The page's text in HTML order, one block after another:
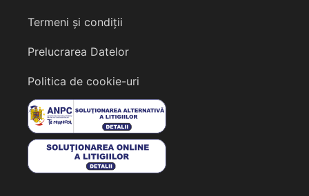
Termeni și condiții
Prelucrarea Datelor
Politica de cookie-uri